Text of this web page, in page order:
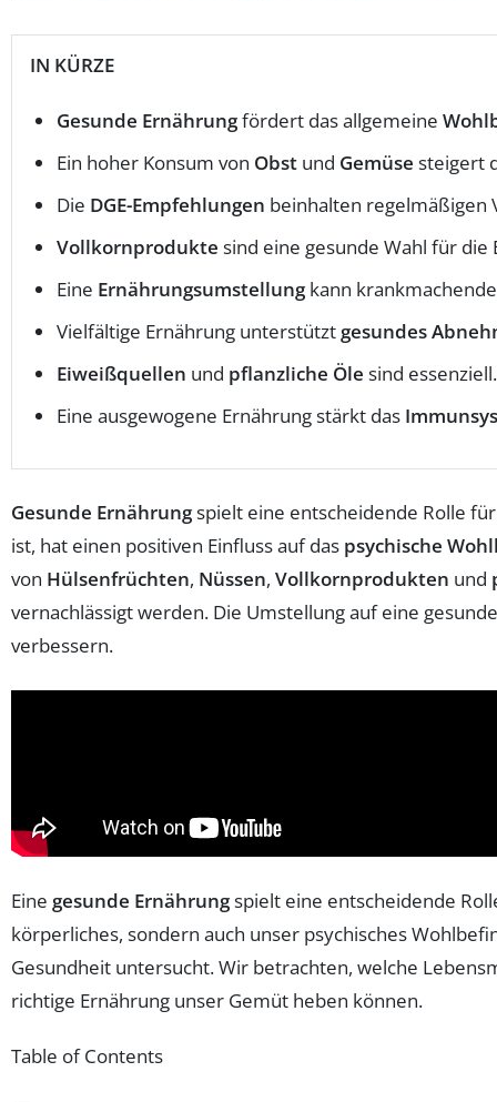
IN KÜRZE
Gesunde Ernährungfördert das allgemeine
Ein hoher Konsum von Obst und Gemüse steigert
Die DGE-Empfehlungen beinhalten regelmäßigen
Vollkornprodukte sind eine gesunde Wahl für die
Eine Ernährungsumstellungkann
Vielfältige Ernährung unterstützt gesundes
Eiweißquellen und pflanzliche Öle sind essenziell.
Eine ausgewogene Ernährung stärkt das
Gesunde Ernährungspielt eine entscheidende Rolle
ist, hat einen positiven Einfluss auf das psychische
von Hülsenfrüchten, Nüssen, Vollkornprodukten und
vernachlässigt werden. Die Umstellung auf eine
verbessern.
Eine gesunde Ernährungspielt eine entscheidende
körperliches, sondern auch unser psychisches
Gesundheit untersucht. Wir betrachten, welche
richtige Ernährung unser Gemüt heben können.
Table of Contents